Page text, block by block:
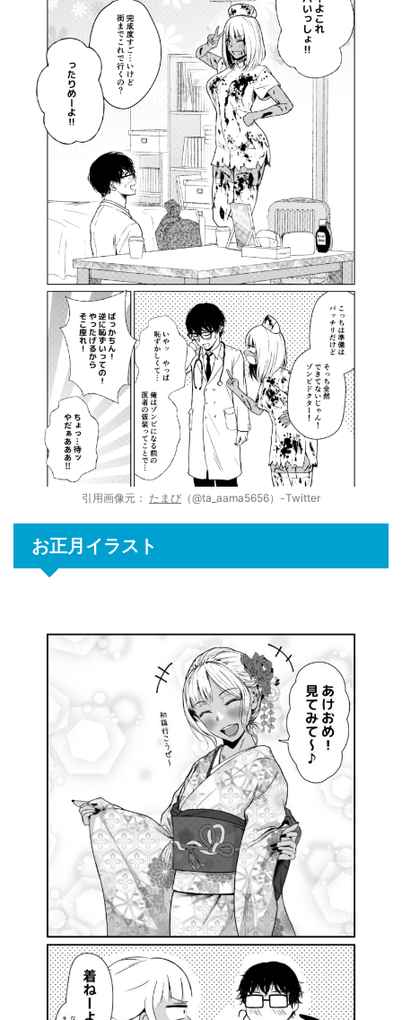
引用画像元： たまび （@ta_aama5656）-Twitter
お正月イラスト